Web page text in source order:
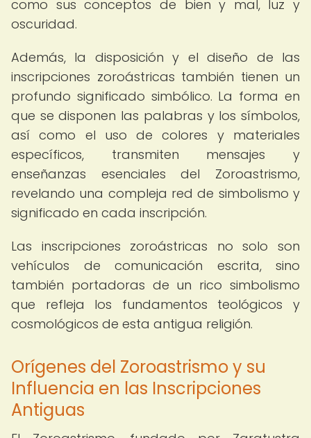
como sus conceptos de bien y mal, luz y
oscuridad.
Además, la disposición y el diseño de las
inscripciones zoroástricas también tienen un
profundo significado simbólico. La forma en
que se disponen las palabras y los símbolos,
así como el uso de colores y materiales
específicos, transmiten mensajes y
enseñanzas esenciales del Zoroastrismo,
revelando una compleja red de simbolismo y
significado en cada inscripción.
Las inscripciones zoroástricas no solo son
vehículos de comunicación escrita, sino
también portadoras de un rico simbolismo
que refleja los fundamentos teológicos y
cosmológicos de esta antigua religión.
Orígenes del Zoroastrismo y su
Influencia en las Inscripciones
Antiguas